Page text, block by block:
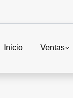
Inicio Ventas